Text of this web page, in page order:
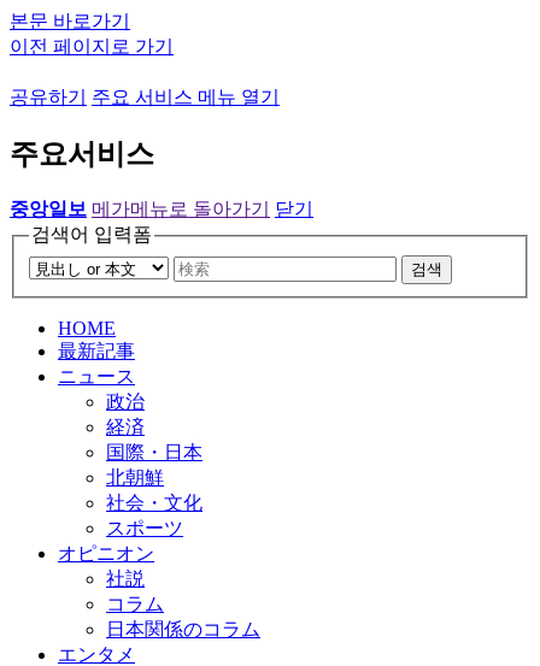
본문 바로가기
이전 페이지로 가기
공유하기 주요 서비스 메뉴 열기
주요서비스
중앙일보 메가메뉴로 돌아가기
닫기
검색어 입력폼
검색
HOME
最新記事
ニュース
政治
経済
国際・日本
北朝鮮
社会・文化
スポーツ
オピニオン
社説
コラム
日本関係のコラム
エンタメ